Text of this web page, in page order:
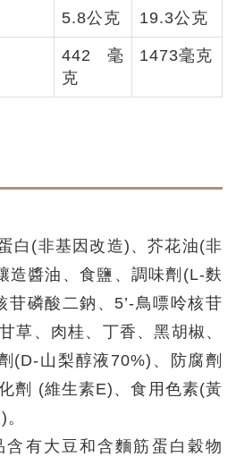
5.8公克 19.3公克
442毫
克
1473毫克
白(非基因改造)、芥花油(非
造醬油、食鹽、調味劑(L-麩
苷磷酸二鈉、5’-鳥嘌呤核苷
草、肉桂、丁香、黑胡椒、
(D-山梨醇液70%)、防腐劑
劑 (維生素E)、食用色素(黃
有大豆和含麵筋蛋白穀物